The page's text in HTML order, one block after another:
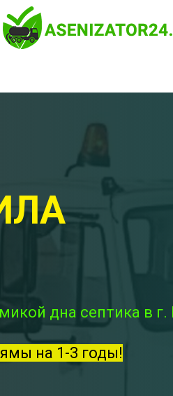
дна септика в г.
на 1-3 годы!